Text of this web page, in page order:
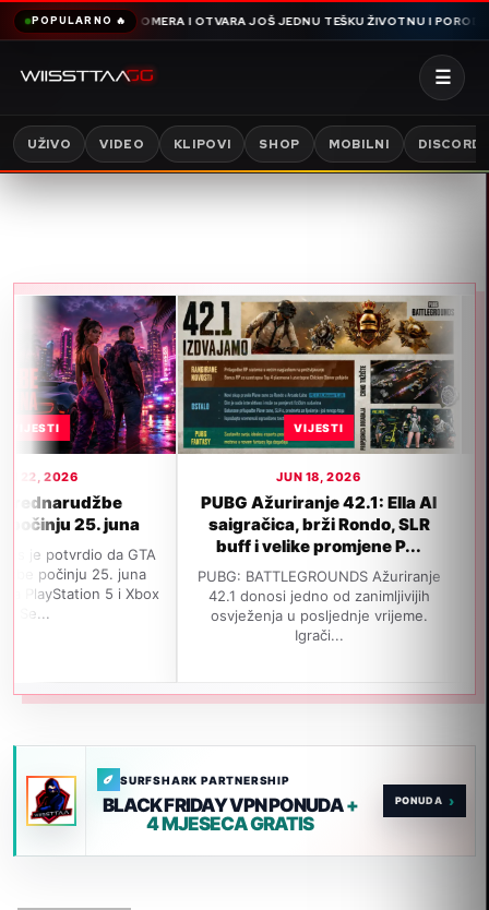
POPULARNO 🔥
SNIMA OMERA I OTVARA JOŠ JEDNU TEŠKU ŽIVOTNU I PORODIČNU
☰
UŽIVO VIDEO KLIPOVI SHOP MOBILNI DISCORD
juna
da GTA
25. juna
5 i Xbox
VIJESTI
JUN 18, 2026
PUBG Ažuriranje 42.1: Ella AI
saigračica, brži Rondo, SLR
buff i velike promjene P...
PUBG: BATTLEGROUNDS Ažuriranje
42.1 donosi jedno od zanimljivijih
osvježenja u posljednje vrijeme.
GTA 6
izlaska
Navodno
izađe 19.
jedan
SURFSHARK PARTNERSHIP
BLACK FRIDAY VPN PONUDA+
4 MJESECA GRATIS
›